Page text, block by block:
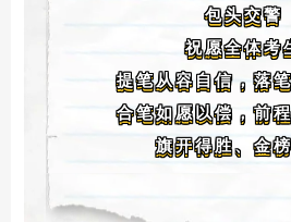
包头交警
祝愿全体考
提笔从容自信，落
合笔如愿以偿，前
旗开得胜、金